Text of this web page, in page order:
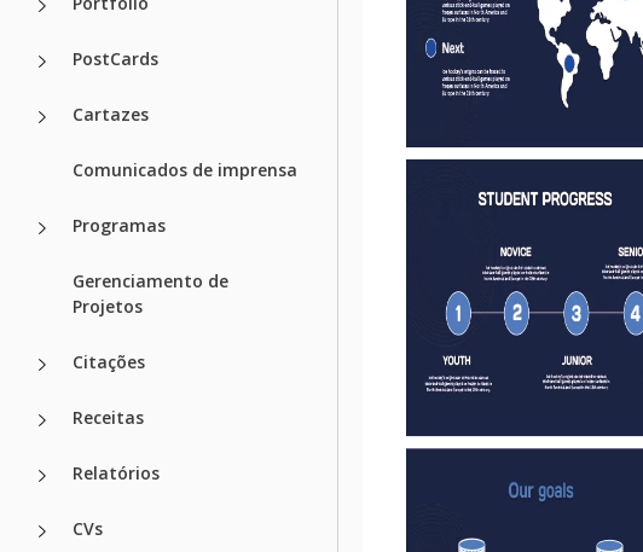
PostCards
Cartazes
Comunicados de imprensa
Programas
Gerenciamento de
Projetos
Citações
Receitas
Relatórios
CVs